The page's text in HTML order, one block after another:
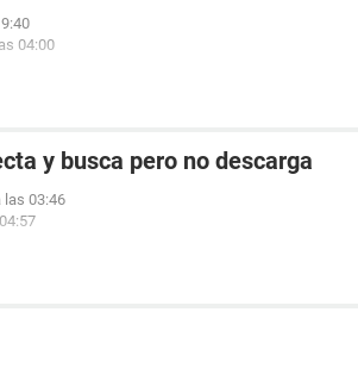
04:00
y busca pero no descarga
las 03:46